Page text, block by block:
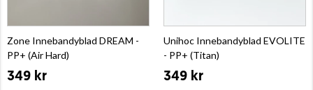
Zone Innebandyblad DREAM -
PP+ (Air Hard)
349 kr
Unihoc Innebandyblad EVOLITE
- PP+ (Titan)
349 kr